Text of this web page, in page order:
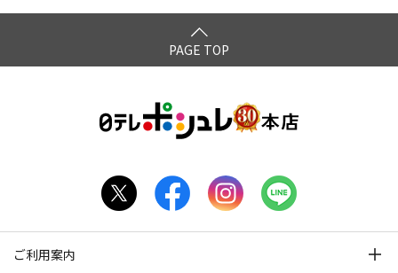
PAGE TOP
ご利用案内